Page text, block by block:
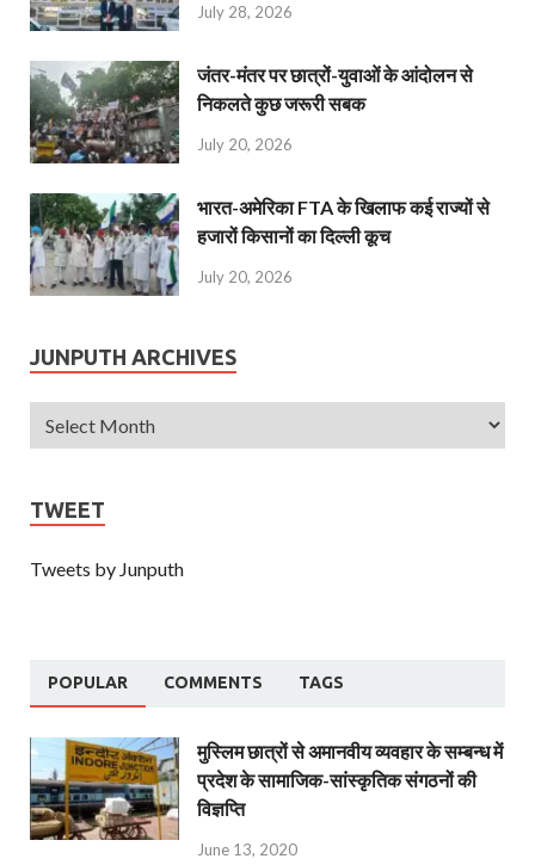
July 28, 2026
जंतर-मंतर पर छात्रों-युवाओं के आंदोलन से
निकलते कुछ जरूरी सबक
July 20, 2026
भारत-अमेरिका FTA के खिलाफ कई राज्यों से
हजारों किसानों का दिल्ली कूच
July 20, 2026
JUNPUTH ARCHIVES
TWEET
Tweets by Junputh
POPULAR COMMENTS TAGS
मुस्लिम छात्रों से अमानवीय व्यवहार के सम्बन्ध में
प्रदेश के सामाजिक-सांस्कृतिक संगठनों की
विज्ञप्ति
June 13, 2020